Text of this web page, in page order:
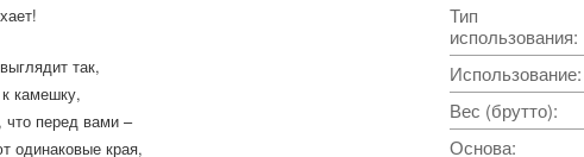
так,
камешку,
что перед вами –
одинаковые края,
Тип
использования:
Использование:
Вес (брутто):
Основа: